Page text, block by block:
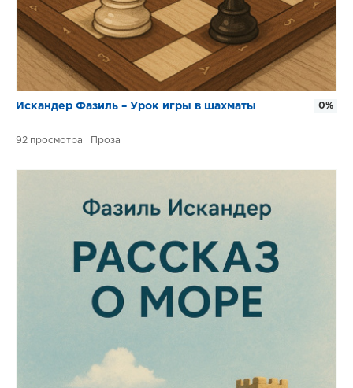
Искандер Фазиль – Урок игры в шахматы
92 Проза
0%